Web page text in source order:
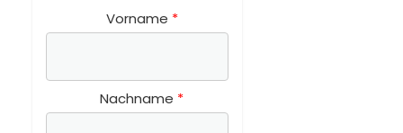
Vorname
Nachname